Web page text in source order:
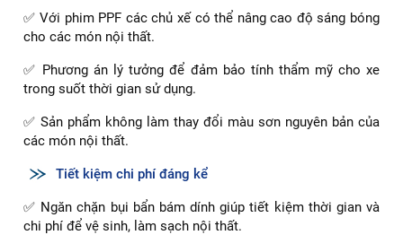
✅ Với phim PPF các chủ xế có thể nâng cao độ sáng bóng
cho các món nội thất.
✅ Phương án lý tưởng để đảm bảo tính thẩm mỹ cho xe
trong suốt thời gian sử dụng.
✅ Sản phẩm không làm thay đổi màu sơn nguyên bản của
các món nội thất.
Tiết kiệm chi phí đáng kể
✅ Ngăn chặn bụi bẩn bám dính giúp tiết kiệm thời gian và
chi phí để vệ sinh, làm sạch nội thất.